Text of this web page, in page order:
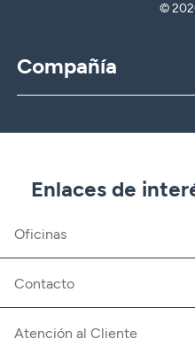
©
Compañía
CBNK Gestión de Activos
Banca Partner
Trabaja con nosotros
Fundación CBNK
Enlaces de
Oficinas
Contacto
Atención al Cliente